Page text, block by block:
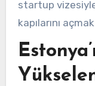
startup
kapılarını